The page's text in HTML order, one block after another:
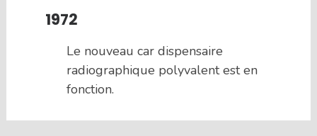
1972
Le nouveau car dispensaire
radiographique polyvalent est en
fonction.